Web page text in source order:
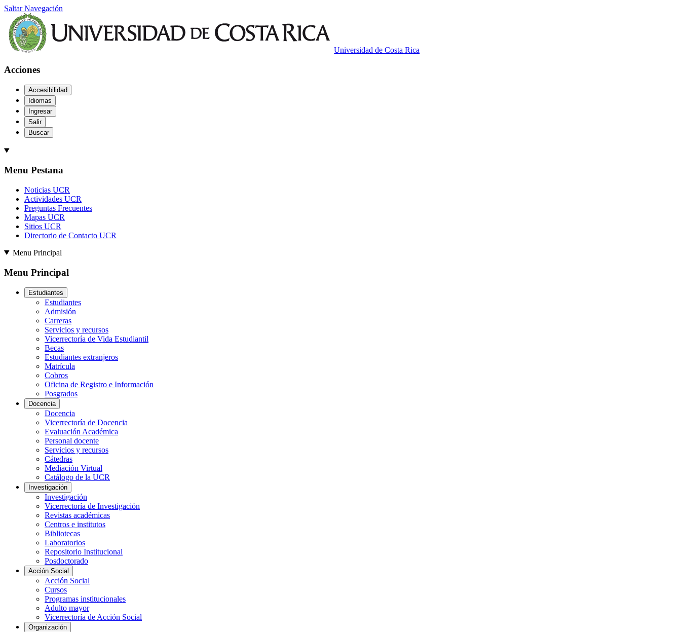
Saltar Navegación
Universidad de Costa Rica
Acciones
Accesibilidad
Idiomas
Ingresar
Salir
Buscar
Menu Pestana
Noticias UCR
Actividades UCR
Preguntas Frecuentes
Mapas UCR
Sitios UCR
Directorio de Contacto UCR
Menu Principal
Menu Principal
Estudiantes
Estudiantes
Admisión
Carreras
Servicios y recursos
Vicerrectoría de Vida Estudiantil
Becas
Estudiantes extranjeros
Matrícula
Cobros
Oficina de Registro e Información
Posgrados
Docencia
Docencia
Vicerrectoría de Docencia
Evaluación Académica
Personal docente
Servicios y recursos
Cátedras
Mediación Virtual
Catálogo de la UCR
Investigación
Investigación
Vicerrectoría de Investigación
Revistas académicas
Centros e institutos
Bibliotecas
Laboratorios
Repositorio Institucional
Posdoctorado
Acción Social
Acción Social
Cursos
Programas institucionales
Adulto mayor
Vicerrectoría de Acción Social
Organización